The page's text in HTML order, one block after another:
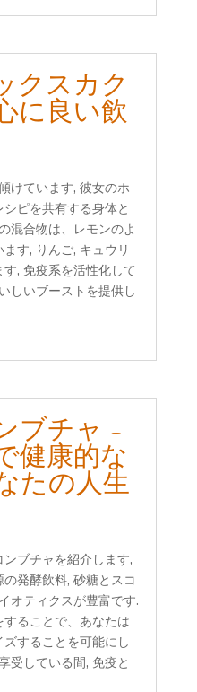
クスカク
に良い飲
けています, 彼女のホ
ピを共有する身体と​​
混合物は、レモンのよ
す, りんご, キュウリ
, 免疫系を活性化して
しいブーストを提供し
ブチャ -
健康的な
たの人生
ブチャを紹介します,
発酵飲料, 砂糖とスコ
オティクスが豊富です.
ることで、あなたは
することを可能にし
受している間, 免疫と